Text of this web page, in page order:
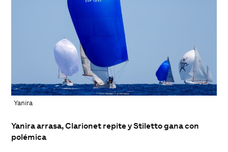
Yanira
Yanira arrasa, Clarionet repite y Stiletto gana con
polémica